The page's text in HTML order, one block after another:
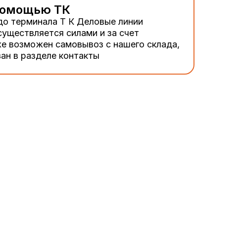
ТК
терминала Т К Деловые линии
силами и за счет
возможен самовывоз с нашего склада,
в разделе контакты